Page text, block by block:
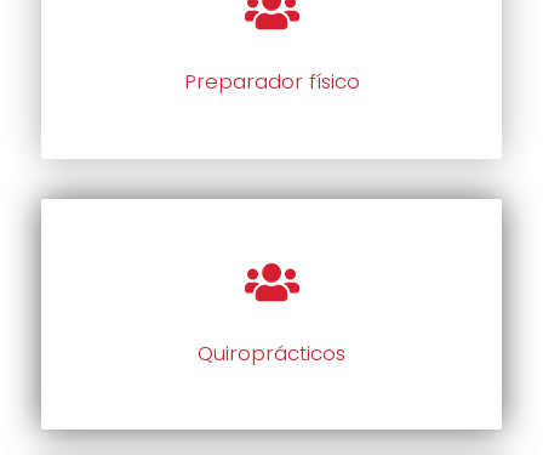
Preparador físico
Quiroprácticos